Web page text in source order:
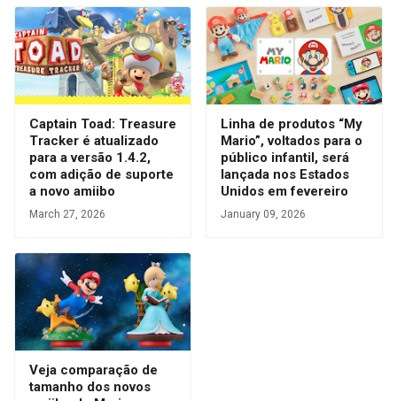
Captain Toad: Treasure
Tracker é atualizado
para a versão 1.4.2,
com adição de suporte
a novo amiibo
March 27, 2026
Linha de produtos “My
Mario”, voltados para o
público infantil, será
lançada nos Estados
Unidos em fevereiro
January 09, 2026
Veja comparação de
tamanho dos novos